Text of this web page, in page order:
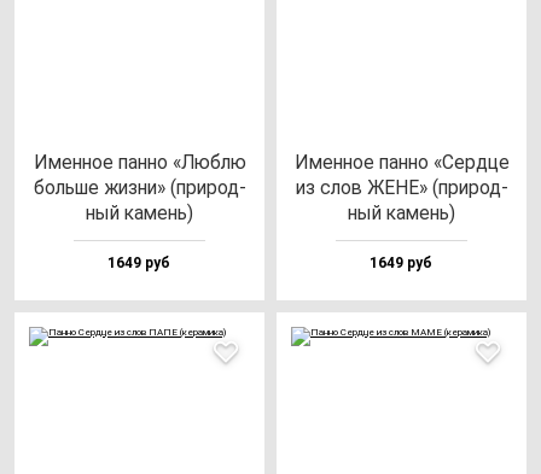
Имен­ное пан­но «Люб­лю
боль­ше жиз­ни» (при­род­
ный ка­мень)
1649 руб
Имен­ное пан­но «Сер­дце
из слов ЖЕНЕ» (при­род­
ный ка­мень)
1649 руб